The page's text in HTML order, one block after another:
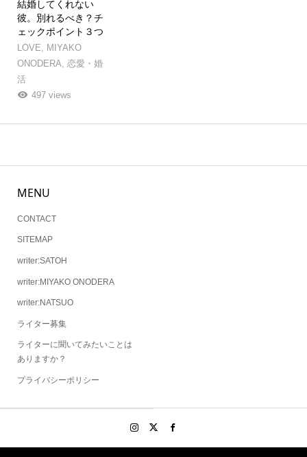
結婚してくれない
彼。別れるべき？チ
ェックポイント３つ
LOVE
MIYAKO
ONODERA 恋愛・婚
活
497 views
MENU
CONTACT
SITEMAP
writer:SATOH
writer:MIYAKO ONODERA
writer:NATSUO
ライター募集
ライターに聞いてみたいことは
ありますか？
プライバシーポリシー